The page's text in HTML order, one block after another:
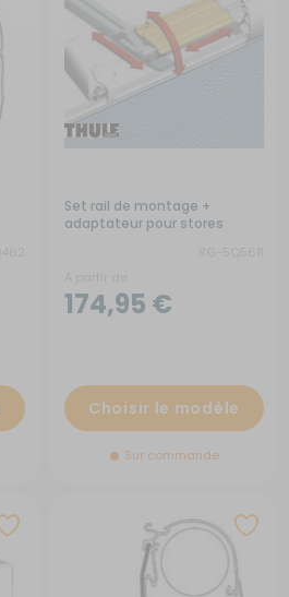
Set rail de montage +
adaptateur pour stores
174,95 €
Choisir le modèle
Sur commande